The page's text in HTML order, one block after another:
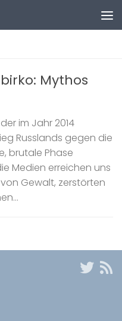
Mythos
im Jahr 2014
Russlands gegen die
brutale Phase
Medien erreichen uns
Gewalt, zerstörten